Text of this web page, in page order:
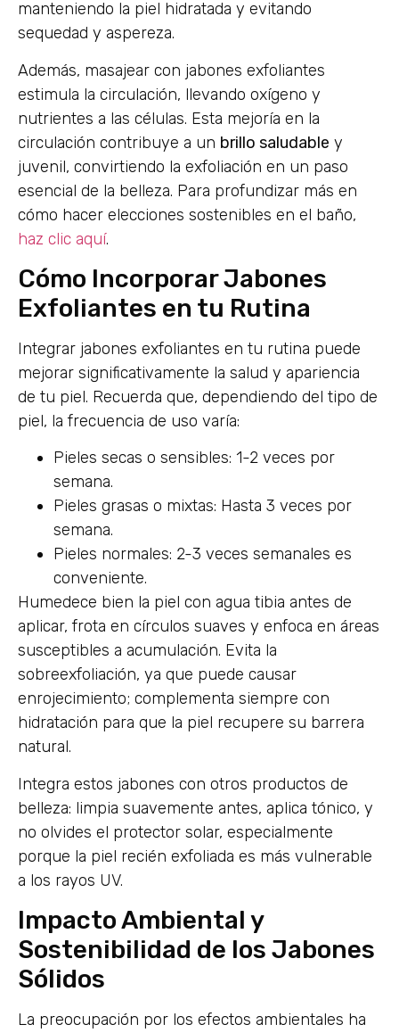
manteniendo la piel hidratada y evitando
sequedad y aspereza.
Además, masajear con jabones exfoliantes
estimula la circulación, llevando oxígeno y
nutrientes a las células. Esta mejoría en la
circulación contribuye a un brillo saludable y
juvenil, convirtiendo la exfoliación en un paso
esencial de la belleza. Para profundizar más en
cómo hacer elecciones sostenibles en el baño,
haz clic aquí.
Cómo Incorporar Jabones
Exfoliantes en tu Rutina
Integrar jabones exfoliantes en tu rutina puede
mejorar significativamente la salud y apariencia
de tu piel. Recuerda que, dependiendo del tipo de
piel, la frecuencia de uso varía:
Pieles secas o sensibles: 1-2 veces por
semana.
Pieles grasas o mixtas: Hasta 3 veces por
semana.
Pieles normales: 2-3 veces semanales es
conveniente.
Humedece bien la piel con agua tibia antes de
aplicar, frota en círculos suaves y enfoca en áreas
susceptibles a acumulación. Evita la
sobreexfoliación, ya que puede causar
enrojecimiento; complementa siempre con
hidratación para que la piel recupere su barrera
natural.
Integra estos jabones con otros productos de
belleza: limpia suavemente antes, aplica tónico, y
no olvides el protector solar, especialmente
porque la piel recién exfoliada es más vulnerable
a los rayos UV.
Impacto Ambiental y
Sostenibilidad de los Jabones
Sólidos
La preocupación por los efectos ambientales ha